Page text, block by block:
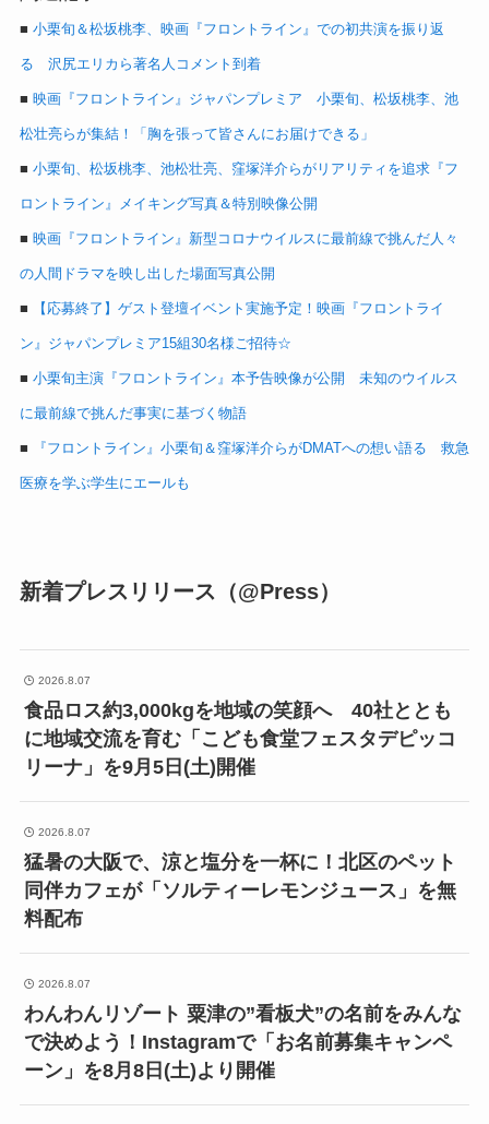
■ 小栗旬＆松坂桃李、映画『フロントライン』での初共演を振り返
る 沢尻エリカら著名人コメント到着
■ 映画『フロントライン』ジャパンプレミア 小栗旬、松坂桃李、池
松壮亮らが集結！「胸を張って皆さんにお届けできる」
■ 小栗旬、松坂桃李、池松壮亮、窪塚洋介らがリアリティを追求『フ
ロントライン』メイキング写真＆特別映像公開
■ 映画『フロントライン』新型コロナウイルスに最前線で挑んだ人々
の人間ドラマを映し出した場面写真公開
■ 【応募終了】ゲスト登壇イベント実施予定！映画『フロントライ
ン』ジャパンプレミア15組30名様ご招待☆
■ 小栗旬主演『フロントライン』本予告映像が公開 未知のウイルス
に最前線で挑んだ事実に基づく物語
■ 『フロントライン』小栗旬＆窪塚洋介らがDMATへの想い語る 救急
医療を学ぶ学生にエールも
新着プレスリリース（@Press）
2026.8.07
食品ロス約3,000kgを地域の笑顔へ 40社ととも
に地域交流を育む「こども食堂フェスタデピッコ
リーナ」を9月5日(土)開催
2026.8.07
猛暑の大阪で、涼と塩分を一杯に！北区のペット
同伴カフェが「ソルティーレモンジュース」を無
料配布
2026.8.07
わんわんリゾート 粟津の”看板犬”の名前をみんな
で決めよう！Instagramで「お名前募集キャンペ
ーン」を8月8日(土)より開催